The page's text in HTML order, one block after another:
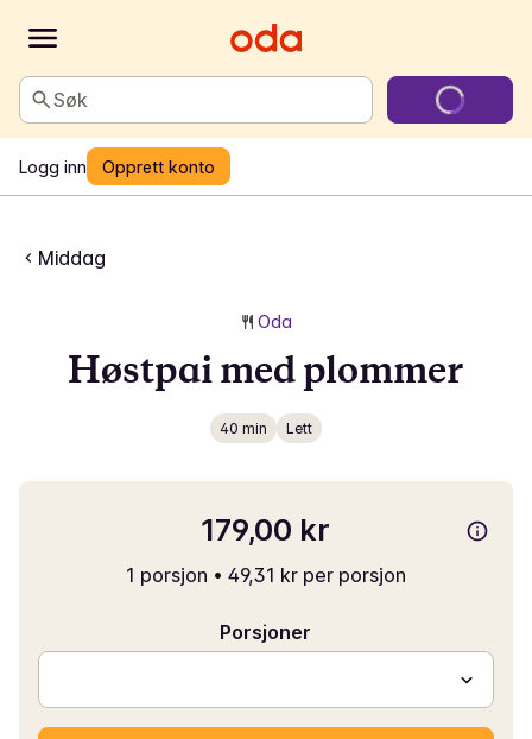
Søk
Logg inn Opprett konto
Middag
Oda
Høstpai med plommer
40 min Lett
179,00 kr
1 porsjon • 49,31 kr per porsjon
Porsjoner